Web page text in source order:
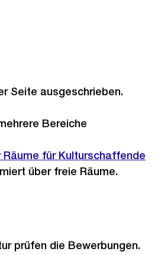
Seite ausgeschrieben.
Bereiche
für Kulturschaffende
über freie Räume.
prüfen die Bewerbungen.